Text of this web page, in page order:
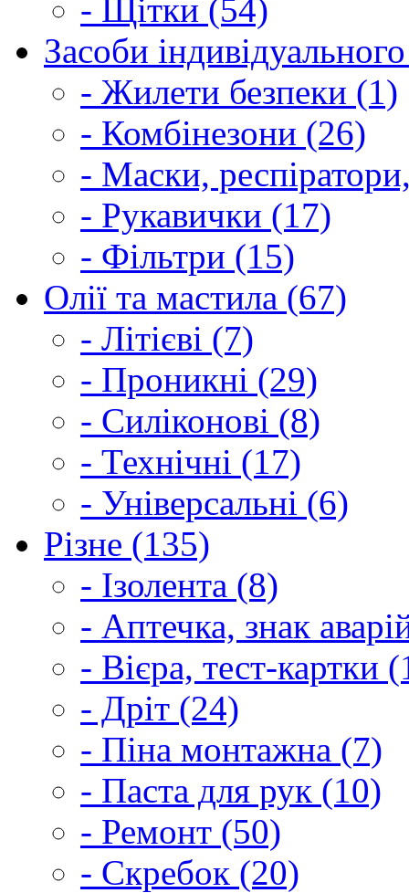
- Щітки (54)
Засоби
- Жилети безпеки (1)
- Комбінезони (26)
- Маски,
- Рукавички (17)
- Фільтри (15)
Олії та мастила (67)
- Літієві (7)
- Проникні (29)
- Силіконові (8)
- Технічні (17)
- Універсальні (6)
Різне (135)
- Ізолента (8)
- Аптечка, знак
- Вієра, тест-картки
- Дріт (24)
- Піна монтажна (7)
- Паста для рук (10)
- Ремонт (50)
- Скребок (20)